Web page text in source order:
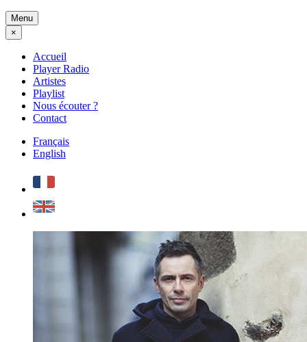
Menu
×
Accueil
Player Radio
Artistes
Playlist
Nous écouter ?
Contact
Français
English